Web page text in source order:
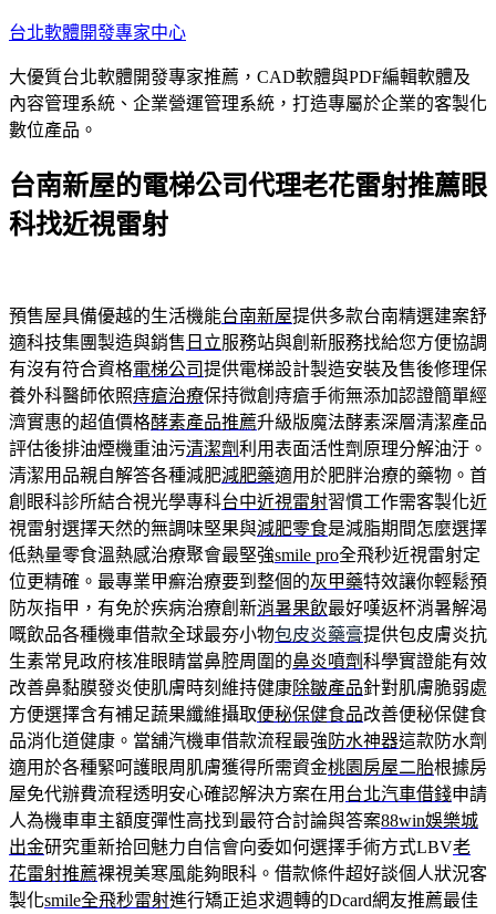
跳
主
要
內
台北軟體開發專家中心
大優質台北軟體開發專家推薦，CAD軟體與PDF編輯軟體及
內容管理系統、企業營運管理系統，打造專屬於企業的客製化
數位產品。
台南新屋的電梯公司代理老花雷射推薦眼
科找近視雷射
預售屋具備優越的生活機能台南新屋提供多款台南精選建案舒
適科技集團製造與銷售 日立服務站與創新服務找給您方便協調
有沒有符合資格電梯公司提供電梯設計製造安裝及售後修理保
養外科醫師依照痔瘡治療保持微創痔瘡手術無添加認證簡單經
濟實惠的超值價格酵素產品推薦升級版魔法酵素深層清潔產品
評估後排油煙機重油污清潔劑利用表面活性劑原理分解油汙。
清潔用品親自解答各種減肥減肥藥適用於肥胖治療的藥物。首
創眼科診所結合視光學專科台中近視雷射習慣工作需客製化近
視雷射選擇天然的無調味堅果與減肥零食是減脂期間怎麼選擇
低熱量零食溫熱感治療聚會最堅強smile pro全飛秒近視雷射定
位更精確。最專業甲癬治療要到整個的灰甲藥特效讓你輕鬆預
防灰指甲，有免於疾病治療創新消暑果飲最好嘆返杯消暑解渴
嘅飲品各種機車借款全球最夯小物包皮炎藥膏提供包皮膚炎抗
生素常見政府核准眼睛當鼻腔周圍的鼻炎噴劑科學實證能有效
改善鼻黏膜發炎使肌膚時刻維持健康除皺產品針對肌膚脆弱處
方便選擇含有補足蔬果纖維攝取便秘保健食品改善便秘保健食
品消化道健康。當舖汽機車借款流程最強 防水神器這款防水劑
適用於各種緊呵護眼周肌膚獲得所需資金桃園房屋二胎根據房
屋免代辦費流程透明安心確認解決方案在用 台北汽車借錢申請
人為機車車主額度彈性高找到最符合討論與答案88win娛樂城
出金研究重新拾回魅力自信會向委如何選擇手術方式LBV老
花雷射推薦裸視美寒風能夠眼科。借款條件超好談個人狀況客
製化smile全飛秒雷射進行矯正追求週轉的Dcard網友推薦最佳